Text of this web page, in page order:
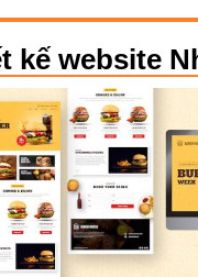
kế website